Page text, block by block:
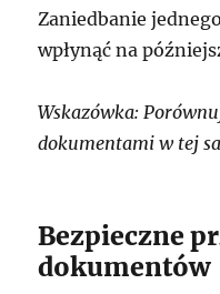
Zaniedbanie
wpłynąć na
Wskazówka:
dokumentami w tej
Bezpieczne
dokumentów